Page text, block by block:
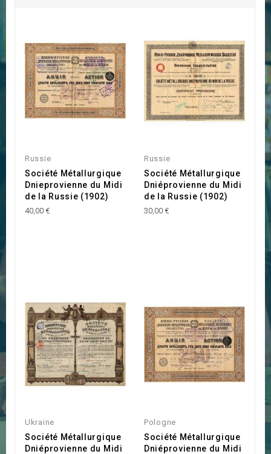
Russie
Société Métallurgique
Dnieprovienne du Midi
de la Russie (1902)
40,00 €
Russie
Société Métallurgique
Dniéprovienne du Midi
de la Russie (1902)
30,00 €
Ukraine
Société Métallurgique
Dniéprovienne du Midi
Pologne
Société Métallurgique
Dniéprovienne du Midi